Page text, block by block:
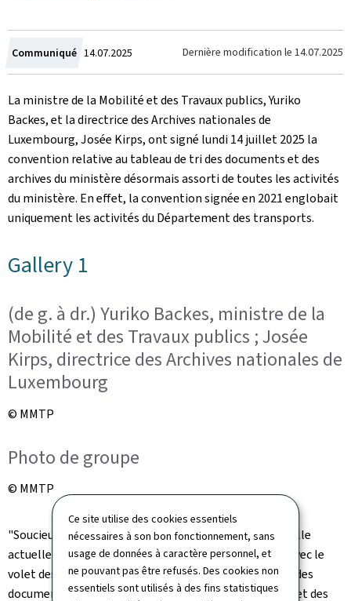
Ce site utilise des cookies essentiels
nécessaires à son bon fonctionnement, sans
usage de données à caractère personnel, et
ne pouvant pas être refusés. Des cookies non
essentiels sont utilisés à des fins statistiques
Communiqué Crée
le
14.07.2025 Dernière modification le 14.07.2025
La ministre de la Mobilité et des Travaux publics, Yuriko
Backes, et la directrice des Archives nationales de
Luxembourg, Josée Kirps, ont signé lundi 14 juillet 2025 la
convention relative au tableau de tri des documents et des
archives du ministère désormais assorti de toutes les activités
du ministère. En effet, la convention signée en 2021 englobait
uniquement les activités du Département des transports.
Gallery 1
(de g. à dr.) Yuriko Backes, ministre de la
Mobilité et des Travaux publics ; Josée
Kirps, directrice des Archives nationales de
Luxembourg
© MMTP
Photo de groupe
© MMTP
"Soucieux d'ajuster la convention à la réalité structurelle
actuelle du ministère, nous complétons aujourd'hui, avec le
volet des travaux publics, la convention relative au tri des
documents et des archives du ministère de la Mobilité et des